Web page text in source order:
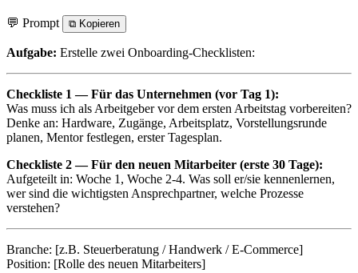
💬 Prompt ⧉ Kopieren
Aufgabe: Erstelle zwei Onboarding-Checklisten:
Checkliste 1 — Für das Unternehmen (vor Tag 1):
Was muss ich als Arbeitgeber vor dem ersten Arbeitstag vorbereiten?
Denke an: Hardware, Zugänge, Arbeitsplatz, Vorstellungsrunde
planen, Mentor festlegen, erster Tagesplan.
Checkliste 2 — Für den neuen Mitarbeiter (erste 30 Tage):
Aufgeteilt in: Woche 1, Woche 2-4. Was soll er/sie kennenlernen,
wer sind die wichtigsten Ansprechpartner, welche Prozesse
verstehen?
Branche: [z.B. Steuerberatung / Handwerk / E-Commerce]
Position: [Rolle des neuen Mitarbeiters]